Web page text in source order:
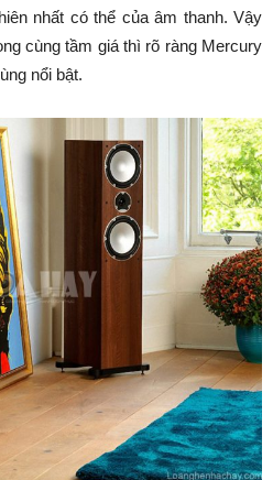
nhất có thể của âm thanh. Vậy
cùng tầm giá thì rõ ràng Mercury
nổi bật.